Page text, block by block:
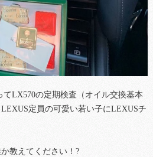
LX570の定期検査（オイル交換基本
定員の可愛い若い子にLEXUSチ
教えてください！?